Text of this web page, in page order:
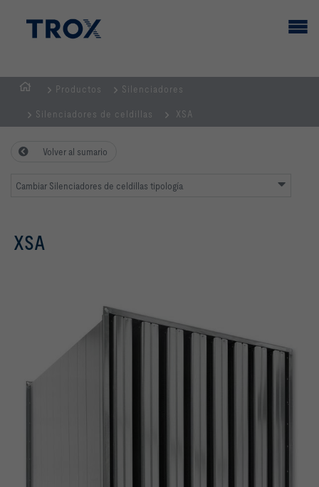
PRINCIPAL
Productos Silenciadores
Silenciadores de celdillas XSA
Volver al sumario
Cambiar Silenciadores de celdillas tipología
XSA